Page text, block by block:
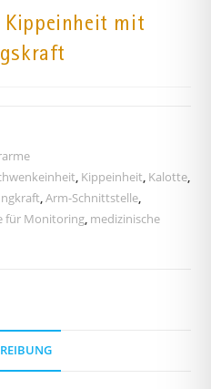
Kippeinheit mit
, Kippeinheit, Kalotte,
,Arm-Schnittstelle,
für Monitoring, medizinische